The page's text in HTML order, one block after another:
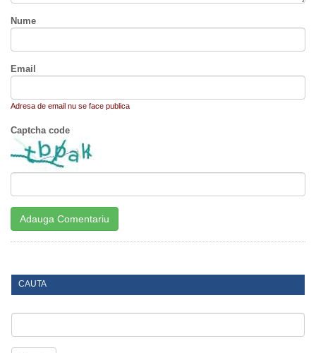
Nume
Email
Adresa de email nu se face publica
Captcha code
CAUTA